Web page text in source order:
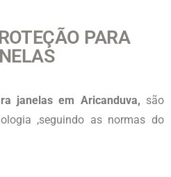
PARA
janelas em Aricanduva, são
,seguindo as normas do